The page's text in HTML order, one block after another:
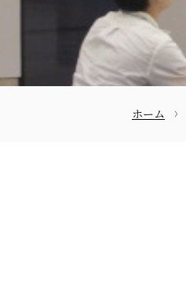
ギャラリー
お知らせ
お問合せホーム